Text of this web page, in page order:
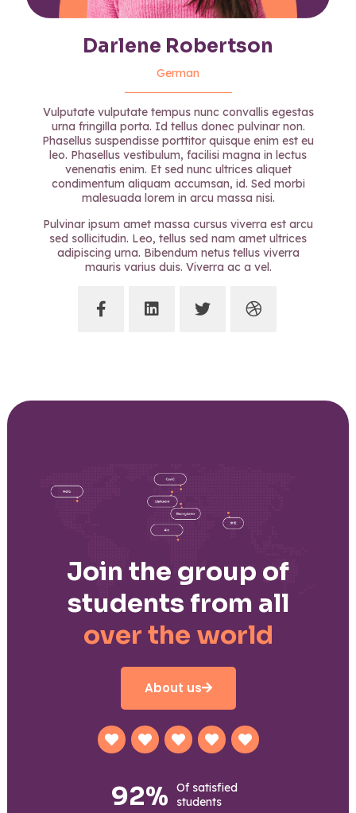
Darlene Robertson
German
Vulputate vulputate tempus nunc convallis egestas
urna fringilla porta. Id tellus donec pulvinar non.
Phasellus suspendisse porttitor quisque enim est eu
leo. Phasellus vestibulum, facilisi magna in lectus
venenatis enim. Et sed nunc ultrices aliquet
condimentum aliquam accumsan, id. Sed morbi
malesuada lorem in arcu massa nisi.
Pulvinar ipsum amet massa cursus viverra est arcu
sed sollicitudin. Leo, tellus sed nam amet ultrices
adipiscing urna. Bibendum netus tellus viverra
mauris varius duis. Viverra ac a vel.
Join the group of
students from all
over the world
About us
92%
Of satisfied
students